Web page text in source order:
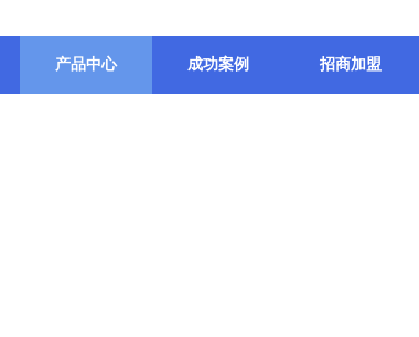
产品中心 成功案例 招商加盟